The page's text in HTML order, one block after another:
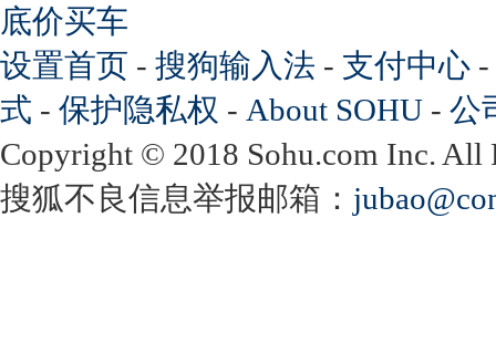
底价买车
设置首页 - 搜狗输入法 - 支付中心 -
式 - 保护隐私权 - About SOHU - 公
Copyright © 2018 Sohu.com Inc.
搜狐不良信息举报邮箱：